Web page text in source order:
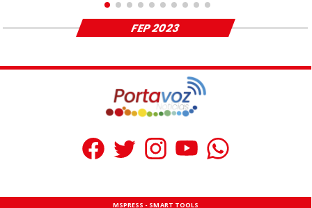
FEP 2023
MSPRESS - SMART TOOLS